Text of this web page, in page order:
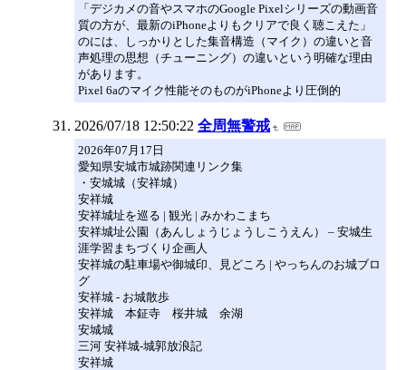
「デジカメの音やスマホのGoogle Pixelシリーズの動画音
質の方が、最新のiPhoneよりもクリアで良く聴こえた」
のには、しっかりとした集音構造（マイク）の違いと音
声処理の思想（チューニング）の違いという明確な理由
があります。
Pixel 6aのマイク性能そのものがiPhoneより圧倒的
2026/07/18 12:50:22 全周無警戒
2026年07月17日
愛知県安城市城跡関連リンク集
・安城城（安祥城）
安祥城
安祥城址を巡る | 観光 | みかわこまち
安祥城址公園（あんしょうじょうしこうえん） – 安城生
涯学習まちづくり企画人
安祥城の駐車場や御城印、見どころ | やっちんのお城ブロ
グ
安祥城 - お城散歩
安祥城 本鉦寺 桜井城 余湖
安城城
三河 安祥城-城郭放浪記
安祥城